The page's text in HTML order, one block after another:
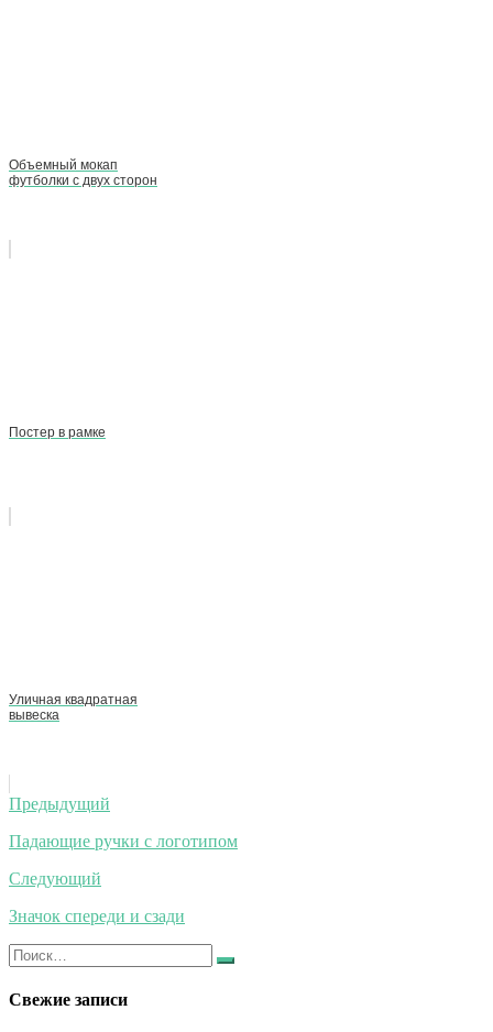
Объемный мокап
футболки с двух сторон
Постер в рамке
Уличная квадратная
вывеска
Навигация
по
записям
Предыдущий
Падающие ручки с логотипом
Следующий
Значок спереди и сзади
Искать:
Найти
Свежие записи